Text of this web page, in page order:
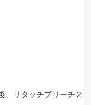
、リタッチブリーチ２